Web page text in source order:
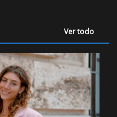
Ver todo